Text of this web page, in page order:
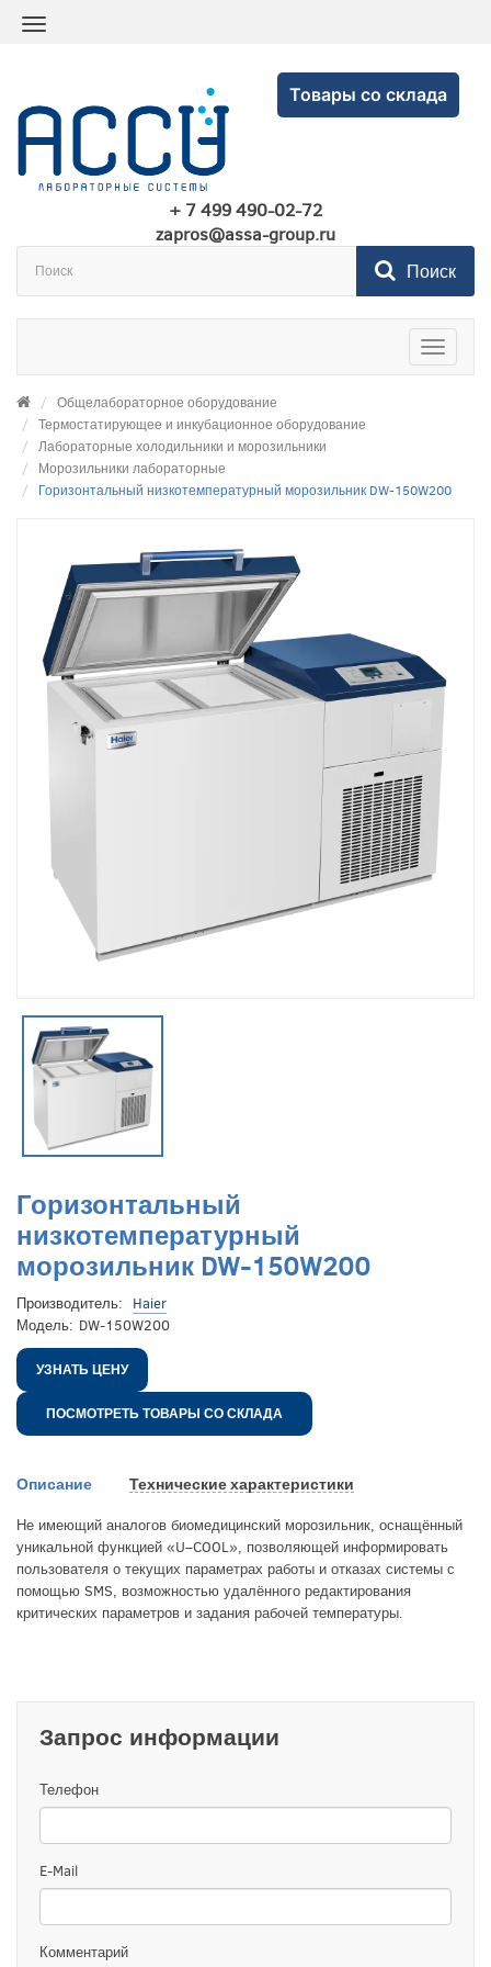
Товары со склада
+ 7 499 490-02-72
zapros@assa-group.ru
Поиск
Toggle
Общелабораторное оборудование
Термостатирующее и инкубационное оборудование
Лабораторные холодильники и морозильники
Морозильники лабораторные
Горизонтальный низкотемпературный морозильник DW-150W200
Горизонтальный
низкотемпературный
морозильник DW-150W200
Производитель:
Haier
Модель: DW-150W200
УЗНАТЬ ЦЕНУ
ПОСМОТРЕТЬ ТОВАРЫ СО СКЛАДА
Описание Технические характеристики
Не имеющий аналогов биомедицинский морозильник, оснащённый
уникальной функцией «U–COOL», позволяющей информировать
пользователя о текущих параметрах работы и отказах системы с
помощью SMS, возможностью удалённого редактирования
критических параметров и задания рабочей температуры.
Запрос информации
Телефон
E-Mail
Комментарий